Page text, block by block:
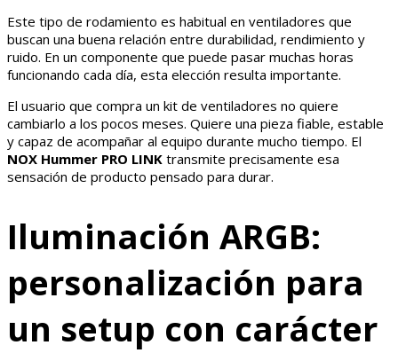
Este tipo de rodamiento es habitual en ventiladores que
buscan una buena relación entre durabilidad, rendimiento y
ruido. En un componente que puede pasar muchas horas
funcionando cada día, esta elección resulta importante.
El usuario que compra un kit de ventiladores no quiere
cambiarlo a los pocos meses. Quiere una pieza fiable, estable
y capaz de acompañar al equipo durante mucho tiempo. El
NOX Hummer PRO LINK transmite precisamente esa
sensación de producto pensado para durar.
Iluminación ARGB:
personalización para
un setup con carácter